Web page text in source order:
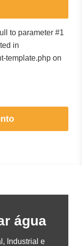
to parameter #1
in
template.php on
água
Industrial e